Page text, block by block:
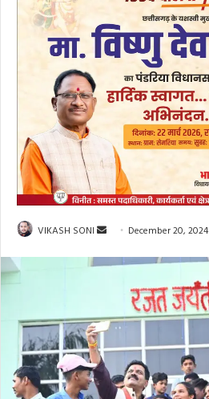
VIKASH SONI
Send
email
December 20, 2024